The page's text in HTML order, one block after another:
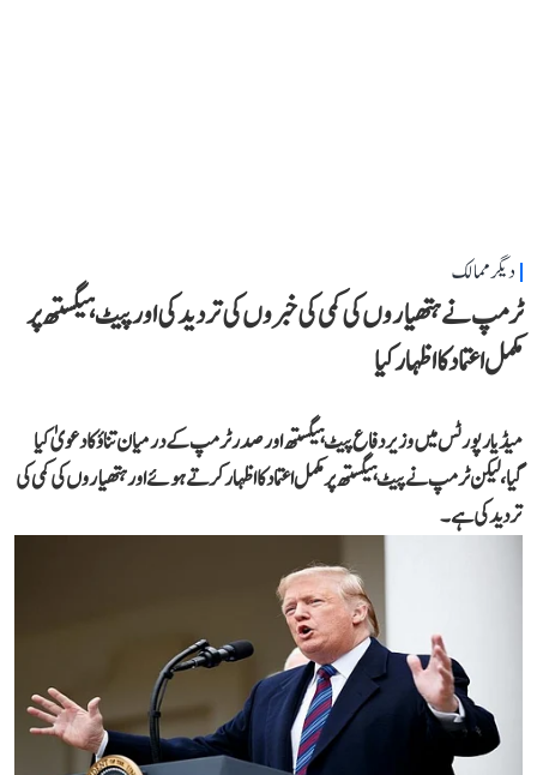
دیگر ممالک
ٹرمپ نے ہتھیاروں کی کمی کی خبروں کی تردید کی اور پیٹ ہیگستھ پر
مکمل اعتماد کا اظہار کیا
میڈیا رپورٹس میں وزیر دفاع پیٹ ہیگستھ اور صدر ٹرمپ کے درمیان تناؤ کا دعویٰ کیا
گیا، لیکن ٹرمپ نے پیٹ ہیگستھ پر مکمل اعتماد کا اظہار کرتے ہوئے اور ہتھیاروں کی کمی کی
تردید کی ہے۔